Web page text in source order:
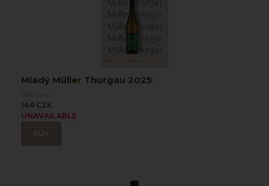
Mladý Müller Thurgau 2025
Bílé víno
146 CZK
UNAVAILABLE